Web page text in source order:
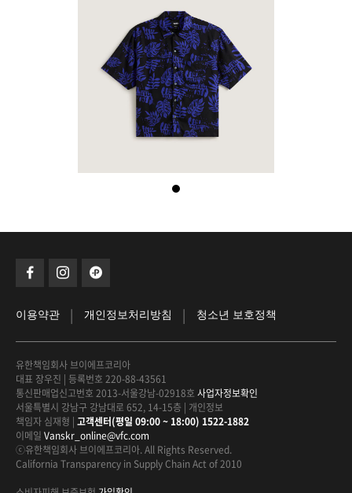
이용약관 | 개인정보처리방침 | 청소년 보호정책
유한책임회사 브이에프코리아
대표 장우진 | 등록번호 220-88-43561
통신판매업신고번호 2013-서울강남-02918호 사업자정보확인
서울특별시 강남구 강남대로 652, 14-15층 | 개인정보
책임자 심재형 | 고객센터(평일 09:00 ~ 18:00) 1522-1882
이메일 Vanskr_online@vfc.com
ⓒ유한책임회사 브이에프코리아. All Rights Reserved.
California Transparency in Supply Chain Act of 2010